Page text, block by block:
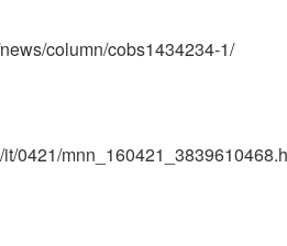
column/cobs1434234-1/
0421/